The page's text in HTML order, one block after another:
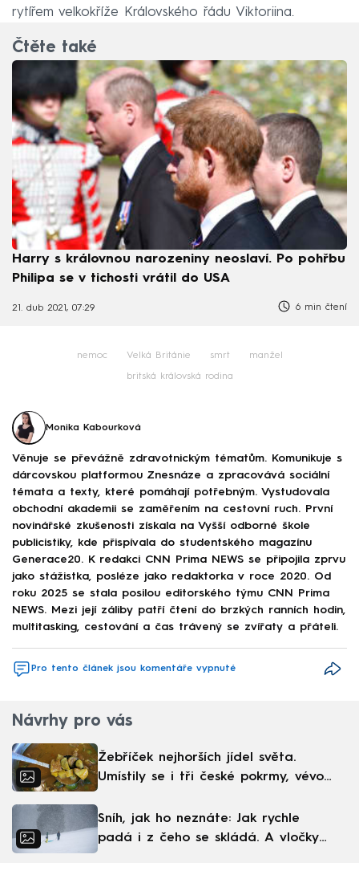
rytířem velkokříže Královského řádu Viktoriina.
Čtěte také
Harry s královnou narozeniny neoslaví. Po pohřbu
Philipa se v tichosti vrátil do USA
21. dub 2021, 07:29 6 min čtení
nemoc Velká Británie smrt manžel
britská královská rodina
Monika Kabourková
Věnuje se převážně zdravotnickým tématům. Komunikuje s
dárcovskou platformou Znesnáze a zpracovává sociální
témata a texty, které pomáhají potřebným. Vystudovala
obchodní akademii se zaměřením na cestovní ruch. První
novinářské zkušenosti získala na Vyšší odborné škole
publicistiky, kde přispívala do studentského magazínu
Generace20. K redakci CNN Prima NEWS se připojila zprvu
jako stážistka, posléze jako redaktorka v roce 2020. Od
roku 2025 se stala posilou editorského týmu CNN Prima
NEWS. Mezi její záliby patří čtení do brzkých ranních hodin,
multitasking, cestování a čas trávený se zvířaty a přáteli.
Pro tento článek jsou komentáře vypnuté
Návrhy pro vás
Žebříček nejhorších jídel světa.
Umístily se i tři české pokrmy, vévodí
Sníh, jak ho neznáte: Jak rychle
padá i z čeho se skládá. A vločky